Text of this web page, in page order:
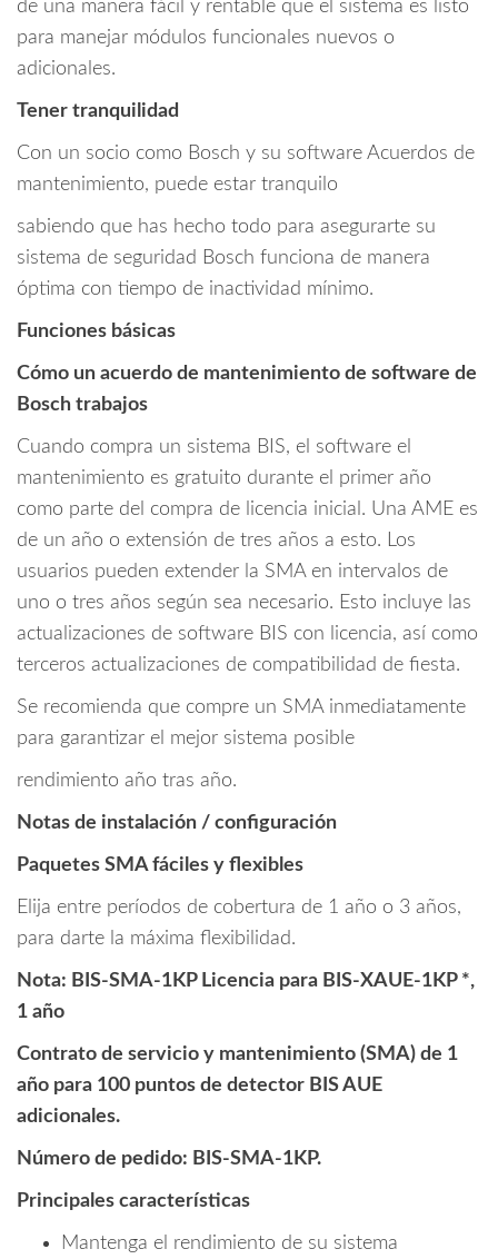
de una manera fácil y rentable que el sistema es listo
para manejar módulos funcionales nuevos o
adicionales.
Tener tranquilidad
Con un socio como Bosch y su software Acuerdos de
mantenimiento, puede estar tranquilo
sabiendo que has hecho todo para asegurarte su
sistema de seguridad Bosch funciona de manera
óptima con tiempo de inactividad mínimo.
Funciones básicas
Cómo un acuerdo de mantenimiento de software de
Bosch trabajos
Cuando compra un sistema BIS, el software el
mantenimiento es gratuito durante el primer año
como parte del compra de licencia inicial. Una AME es
de un año o extensión de tres años a esto. Los
usuarios pueden extender la SMA en intervalos de
uno o tres años según sea necesario. Esto incluye las
actualizaciones de software BIS con licencia, así como
terceros actualizaciones de compatibilidad de fiesta.
Se recomienda que compre un SMA inmediatamente
para garantizar el mejor sistema posible
rendimiento año tras año.
Notas de instalación / configuración
Paquetes SMA fáciles y flexibles
Elija entre períodos de cobertura de 1 año o 3 años,
para darte la máxima flexibilidad.
Nota: BIS-SMA-1KP Licencia para BIS-XAUE-1KP *,
1 año
Contrato de servicio y mantenimiento (SMA) de 1
año para 100 puntos de detector BIS AUE
adicionales.
Número de pedido: BIS-SMA-1KP.
Principales características
Mantenga el rendimiento de su sistema